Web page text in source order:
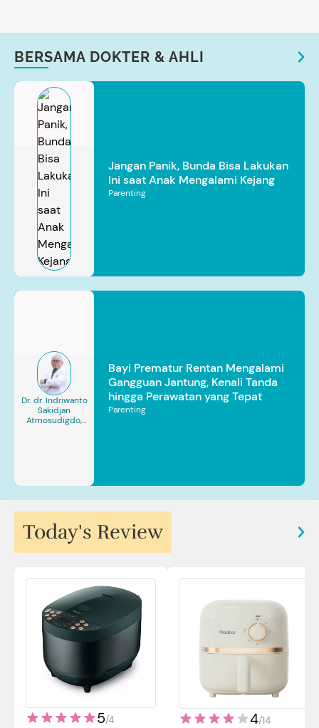
BERSAMA DOKTER & AHLI
Jangan Panik, Bunda Bisa Lakukan
Ini saat Anak Mengalami Kejang
Parenting
Dr. dr. Indriwanto
Sakidjan
Atmosudigdo,
Bayi Prematur Rentan Mengalami
Gangguan Jantung, Kenali Tanda
hingga Perawatan yang Tepat
Parenting
Today's Review
5/4 4/14